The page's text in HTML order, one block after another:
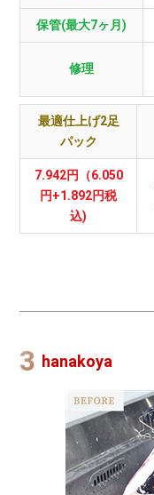
保管(最大7ヶ月)
修理
最適仕上げ2足
パック
7.942円（6.050
円+1.892円税
込)
hanakoya